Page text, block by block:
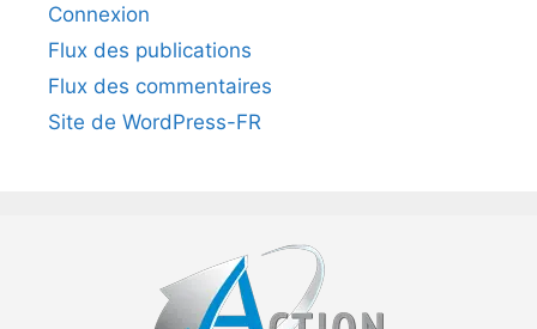
Connexion
Flux des publications
Flux des commentaires
Site de WordPress-FR